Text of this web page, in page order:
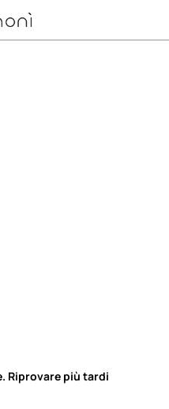
Riprovare più tardi